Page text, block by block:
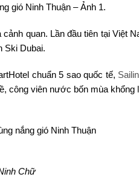
gió Ninh Thuận – Ảnh 1.
quan. Lần đầu tiên tại Việt
Ski Dubai.
chuẩn 5 sao quốc tế,
công viên nước bốn mùa
Chữ